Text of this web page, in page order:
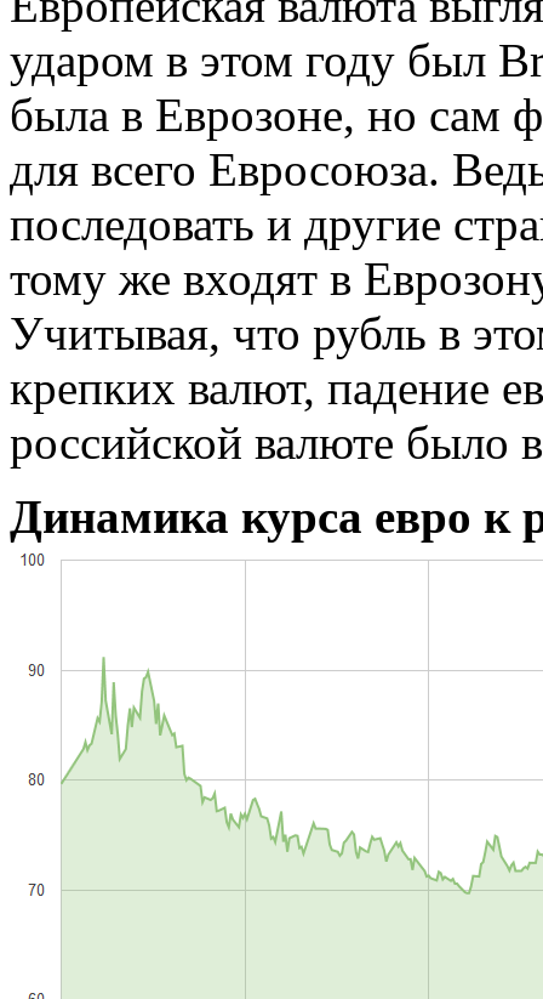
ударом в этом году был
была в Еврозоне, но сам
для всего Евросоюза.
последовать и другие
тому же входят в
Учитывая, что рубль в
крепких валют, падение
российской валюте было
Динамика курса евро к